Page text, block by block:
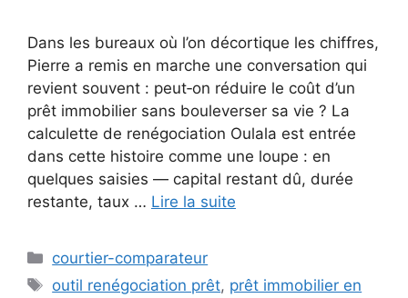
Dans les bureaux où l’on décortique les chiffres,
Pierre a remis en marche une conversation qui
revient souvent : peut‑on réduire le coût d’un
prêt immobilier sans bouleverser sa vie ? La
calculette de renégociation Oulala est entrée
dans cette histoire comme une loupe : en
quelques saisies — capital restant dû, durée
restante, taux … Lire la suite
Catégories
courtier-comparateur
Étiquettes
outil renégociation prêt, prêt immobilier en